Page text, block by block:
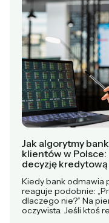
Jak algorytmy
klientów w Polsce:
decyzję kredytową
Kiedy bank odmawia
reaguje podobnie:
dlaczego nie?” Na
oczywista. Jeśli ktoś